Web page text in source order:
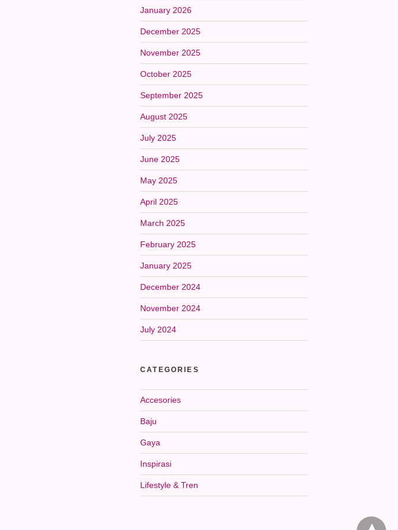
January 2026
December 2025
November 2025
October 2025
September 2025
August 2025
July 2025
June 2025
May 2025
April 2025
March 2025
February 2025
January 2025
December 2024
November 2024
July 2024
CATEGORIES
Accesories
Baju
Gaya
Inspirasi
Lifestyle & Tren